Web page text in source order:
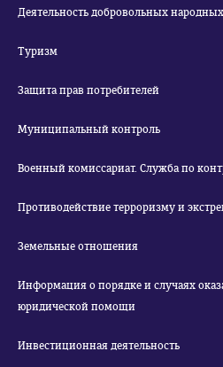
Деятельность добровольных
Туризм
Защита прав потребителей
Муниципальный контроль
Военный комиссариат. Служба по
Противодействие терроризму и
Земельные отношения
Информация о порядке и случаях
юридической помощи
Инвестиционная деятельность